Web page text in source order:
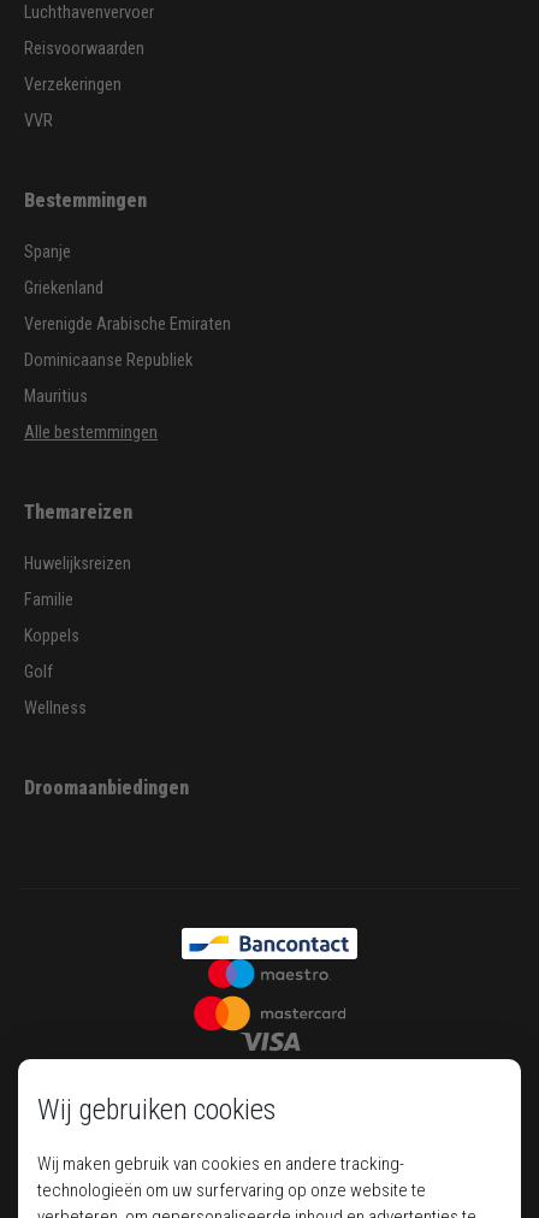
Wij gebruiken cookies
Wij maken gebruik van cookies en andere tracking-
technologieën om uw surfervaring op onze website te
Luchthavenvervoer
Reisvoorwaarden
Verzekeringen
VVR
Bestemmingen
Spanje
Griekenland
Verenigde Arabische Emiraten
Dominicaanse Republiek
Mauritius
Alle bestemmingen
Themareizen
Huwelijksreizen
Familie
Koppels
Golf
Wellness
Droomaanbiedingen